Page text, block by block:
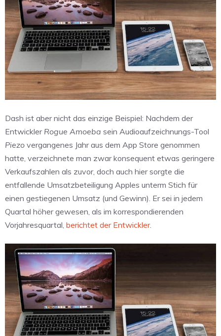
Dash ist aber nicht das einzige Beispiel: Nachdem der
Entwickler Rogue Amoeba sein Audioaufzeichnungs-Tool
Piezo vergangenes Jahr aus dem App Store genommen
hatte, verzeichnete man zwar konsequent etwas geringere
Verkaufszahlen als zuvor, doch auch hier sorgte die
entfallende Umsatzbeteiligung Apples unterm Stich für
einen gestiegenen Umsatz (und Gewinn). Er sei in jedem
Quartal höher gewesen, als im korrespondierenden
Vorjahresquartal, berichtet der Entwickler.